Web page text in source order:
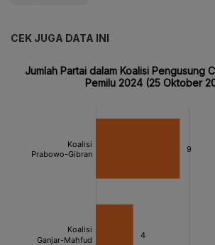
CEK JUGA DATA INI